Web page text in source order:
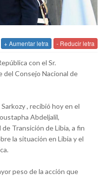
+ Aumentar letra - Reducir letra
con el Sr.
Consejo Nacional de
, recibió hoy en el
Abdeljalil,
Transición de Libia, a fin
la situación en Libia y el
peso de la acción que